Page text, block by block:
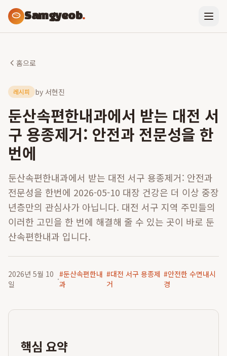
Samgyeob.
홈으로
레시피 by 서현진
둔산속편한내과에서 받는 대전 서
구 용종제거: 안전과 전문성을 한
번에
둔산속편한내과에서 받는 대전 서구 용종제거: 안전과
전문성을 한번에 2026-05-10 대장 건강은 더 이상 중장
년층만의 관심사가 아닙니다. 대전 서구 지역 주민들의
이러한 고민을 한 번에 해결해 줄 수 있는 곳이 바로 둔
산속편한내과 입니다.
2026년 5월 10
일
·#둔산속편한내
과
#대전 서구 용종제
거
#안전한 수면내시
경
핵심 요약